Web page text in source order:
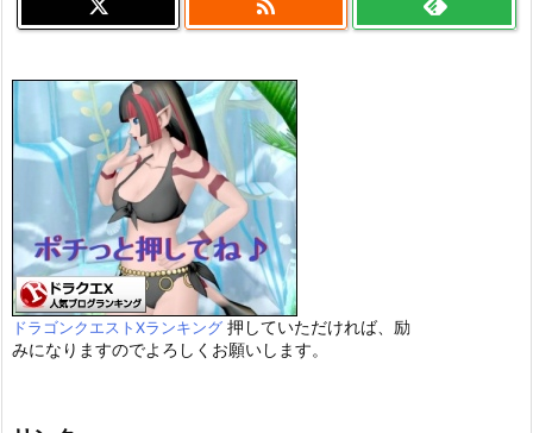

ドラゴンクエストXランキング 押していただければ、励
みになりますのでよろしくお願いします。